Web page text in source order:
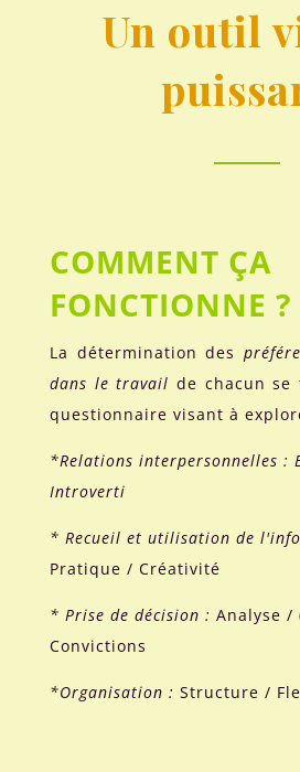
Un outil
COMMENT ÇA
FONCTIONNE ?
La détermination des
dans le travail de chacun
questionnaire visant à
*Relations interpersonnelles :
Introverti
* Recueil et utilisation de
Pratique / Créativité
* Prise de décision : Analyse /
Convictions
*Organisation : Structure /